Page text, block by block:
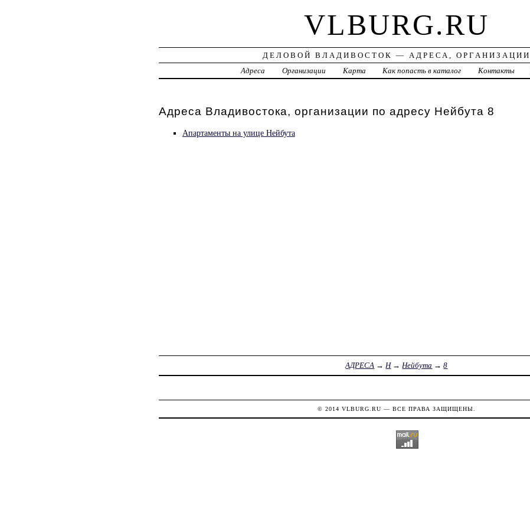
VLBURG.RU
ДЕЛОВОЙ ВЛАДИВОСТОК — АДРЕСА, ОРГАНИЗАЦИИ
Адреса
Организации Карта Как попасть в каталог Контакты
Адреса Владивостока, организации по адресу Нейбута 8
Апартаменты на улице Нейбута
АДРЕСА →Н→Нейбута →8
© 2014 VLBURG.RU — ВСЕ ПРАВА ЗАЩИЩЕНЫ.